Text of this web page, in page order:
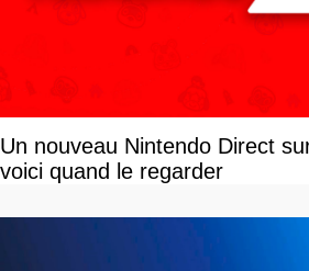
Un nouveau Nintendo Direct
voici quand le regarder